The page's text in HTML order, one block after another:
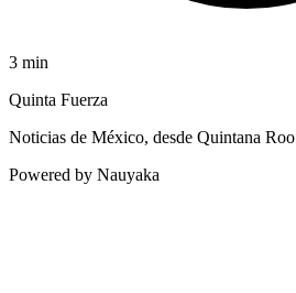
3 min
Quinta Fuerza
Noticias de México, desde Quintana Roo
Powered by Nauyaka